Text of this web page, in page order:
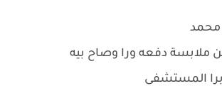
محمد
ملابسة دفعه ورا وصاح بيه
برا المستشفى